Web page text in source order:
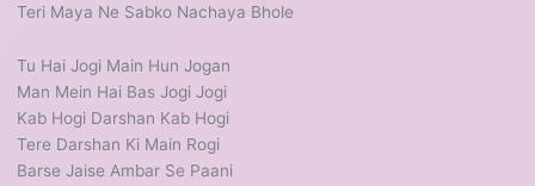
Teri Maya Ne Sabko Nachaya Bhole
Tu Hai Jogi Main Hun Jogan
Man Mein Hai Bas Jogi Jogi
Kab Hogi Darshan Kab Hogi
Tere Darshan Ki Main Rogi
Barse Jaise Ambar Se Paani